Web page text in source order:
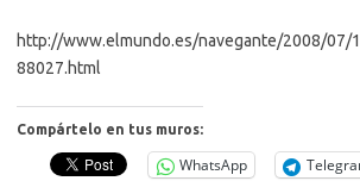
http://www.elmundo.es/navegante/2008/07/
88027.html
Compártelo en tus muros:
WhatsApp